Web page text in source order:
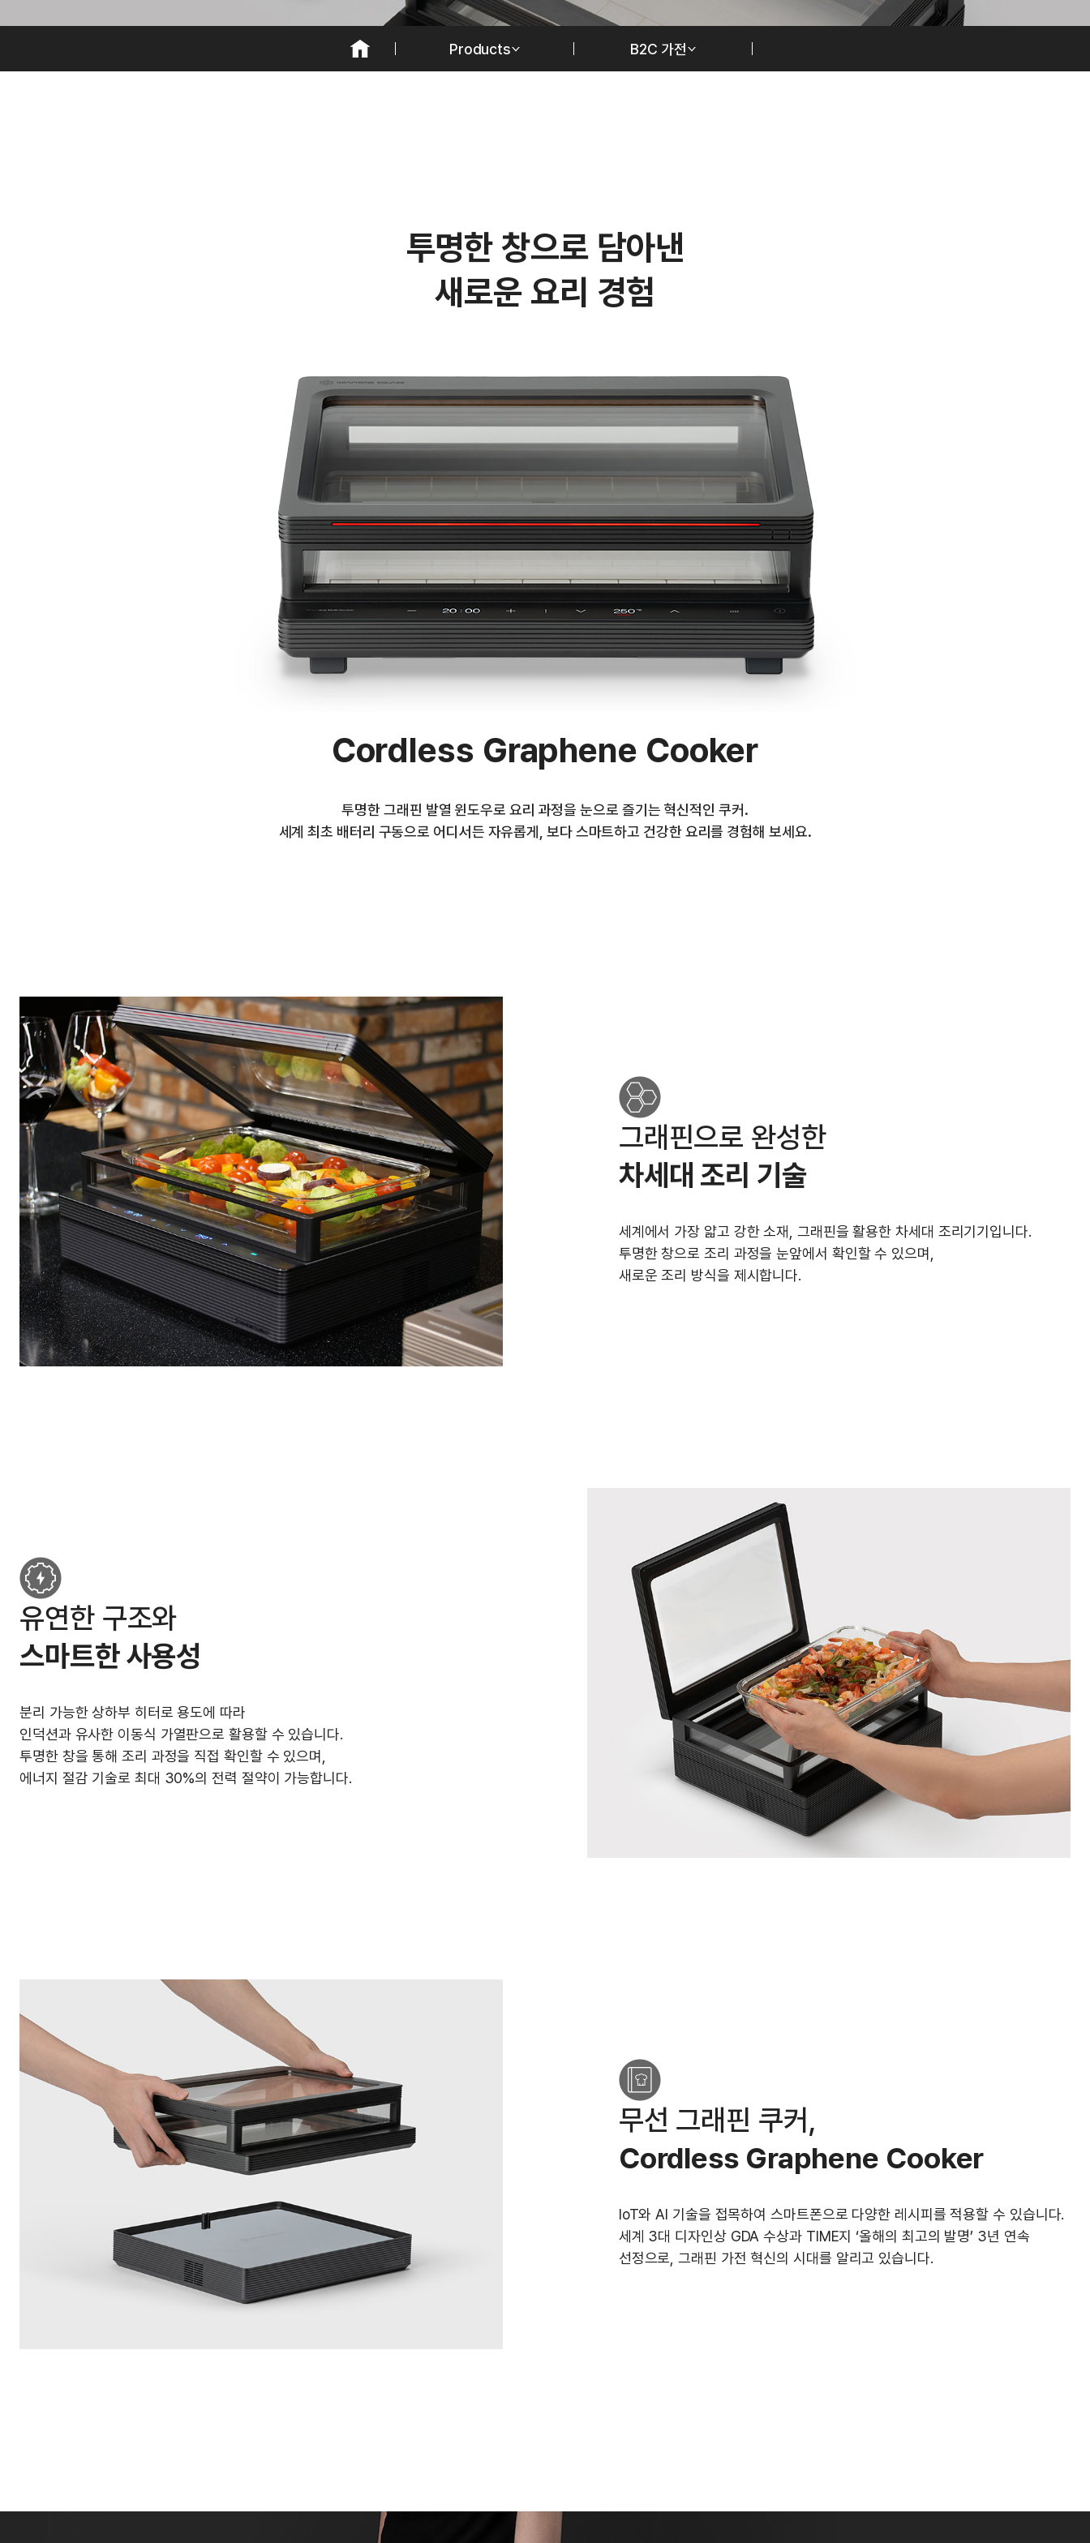
Products B2C 가전
투명한 창으로 담아낸
새로운 요리 경험
Cordless Graphene Cooker
투명한 그래핀 발열 윈도우로 요리 과정을 눈으로 즐기는 혁신적인 쿠커.
세계 최초 배터리 구동으로 어디서든 자유롭게, 보다 스마트하고 건강한 요리를 경험해 보세요.
그래핀으로 완성한
차세대 조리 기술
세계에서 가장 얇고 강한 소재, 그래핀을 활용한 차세대 조리기기입니다.
투명한 창으로 조리 과정을 눈앞에서 확인할 수 있으며,
새로운 조리 방식을 제시합니다.
유연한 구조와
스마트한 사용성
분리 가능한 상하부 히터로 용도에 따라
인덕션과 유사한 이동식 가열판으로 활용할 수 있습니다.
투명한 창을 통해 조리 과정을 직접 확인할 수 있으며,
에너지 절감 기술로 최대 30%의 전력 절약이 가능합니다.
무선 그래핀 쿠커,
Cordless Graphene Cooker
IoT와 AI 기술을 접목하여 스마트폰으로 다양한 레시피를 적용할 수 있습니다.
세계 3대 디자인상 GDA 수상과 TIME지 ‘올해의 최고의 발명’ 3년 연속
선정으로, 그래핀 가전 혁신의 시대를 알리고 있습니다.